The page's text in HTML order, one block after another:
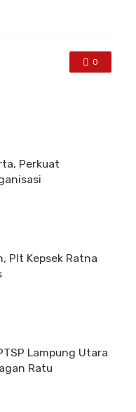
0
Perkuat
Plt Kepsek Ratna
Lampung Utara
Ratu